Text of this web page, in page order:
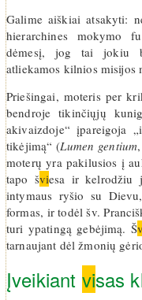
Galime aiškiai atsakyti:
hierarchines mokymo
dėmesį, jog tai jokiu
atliekamos kilnios misijos
Priešingai, moteris per
bendroje tikinčiųjų
akivaizdoje“ įpareigoja
tikėjimą“ (Lumen gentium
moterų yra pakilusios į
tapo šviesa ir kelrodžiu
intymaus ryšio su
formas, ir todėl šv.
turi ypatingą gebėjimą. Š
tarnaujant dėl žmonių
Įveikiant visas